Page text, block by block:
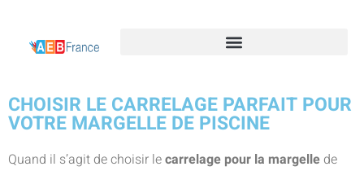
CHOISIR LE CARRELAGE PARFAIT POUR
VOTRE MARGELLE DE PISCINE
Quand il s’agit de choisir lecarrelage pour la margelle de